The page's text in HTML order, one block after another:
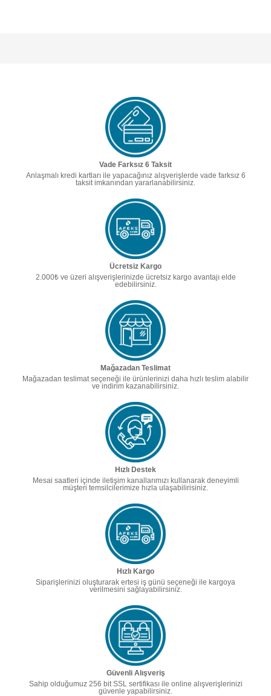
Vade Farksız 6 Taksit
Anlaşmalı kredi kartları ile yapacağınız alışverişlerde vade farksız 6
taksit imkanından yararlanabilirsiniz.
Ücretsiz Kargo
2.000₺ ve üzeri alışverişlerinizde ücretsiz kargo avantajı elde
edebilirsiniz.
Mağazadan Teslimat
Mağazadan teslimat seçeneği ile ürünlerinizi daha hızlı teslim alabilir
ve indirim kazanabilirsiniz.
Hızlı Destek
Mesai saatleri içinde iletişim kanallarımızı kullanarak deneyimli
müşteri temsilcilerimize hızla ulaşabilirisiniz.
Hızlı Kargo
Siparişlerinizi oluşturarak ertesi iş günü seçeneği ile kargoya
verilmesini sağlayabilirsiniz.
Güvenli Alışveriş
Sahip olduğumuz 256 bit SSL sertifikası ile online alışverişlerinizi
güvenle yapabilirsiniz.